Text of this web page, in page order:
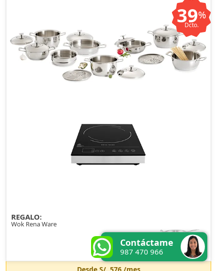
39%
Dcto.
REGALO:
Wok Rena Ware
Contáctame
987 470 966